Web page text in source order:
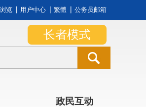
长者模式
览 用户中心 繁體 公务员邮箱
政民互动